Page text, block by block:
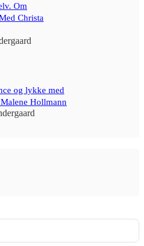
Om
Christa
og lykke med
Hollmann